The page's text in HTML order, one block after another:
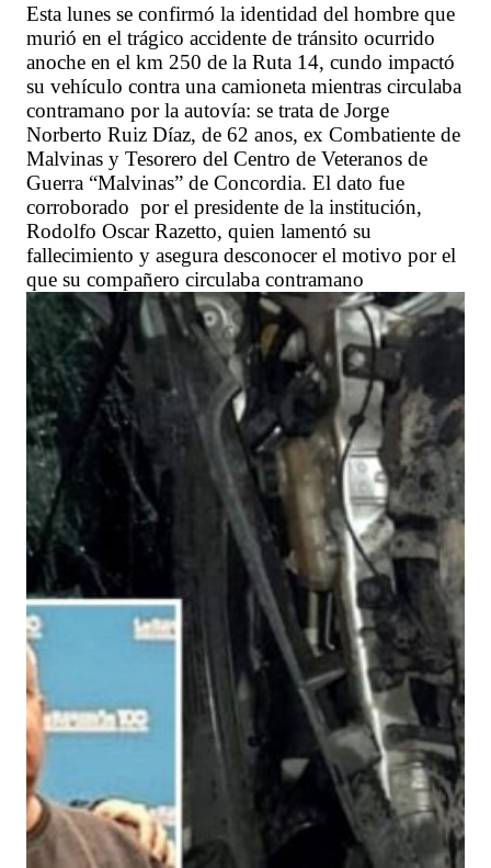
Esta lunes se confirmó la identidad del hombre que
murió en el trágico accidente de tránsito ocurrido
anoche en el km 250 de la Ruta 14, cundo impactó
su vehículo contra una camioneta mientras circulaba
contramano por la autovía: se trata de Jorge
Norberto Ruiz Díaz, de 62 anos, ex Combatiente de
Malvinas y Tesorero del Centro de Veteranos de
Guerra “Malvinas” de Concordia. El dato fue
corroborado por el presidente de la institución,
Rodolfo Oscar Razetto, quien lamentó su
fallecimiento y asegura desconocer el motivo por el
que su compañero circulaba contramano